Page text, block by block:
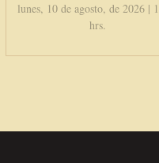
lunes, 10 de agosto, de 2026 |
hrs.